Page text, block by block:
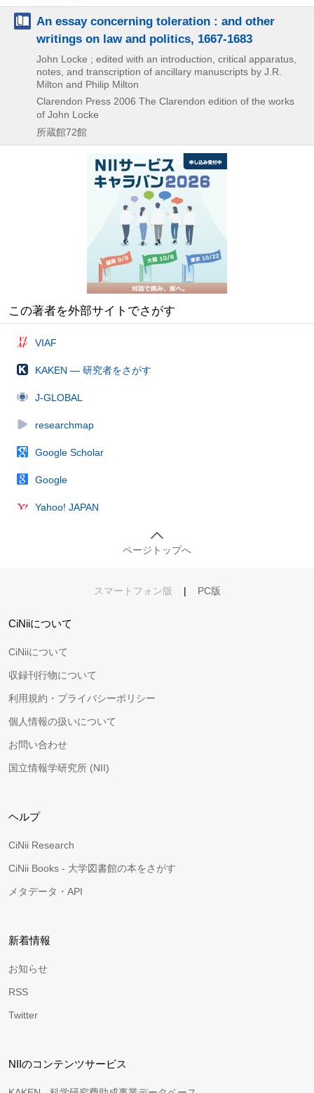
An essay concerning toleration : and other
writings on law and politics, 1667-1683
John Locke ; edited with an introduction, critical apparatus,
notes, and transcription of ancillary manuscripts by J.R.
Milton and Philip Milton
Clarendon Press 2006 The Clarendon edition of the works
of John Locke
所蔵館72館
この著者を外部サイトでさがす
VIAF
KAKEN — 研究者をさがす
J-GLOBAL
researchmap
Google Scholar
Google
Yahoo! JAPAN
ページトップへ
スマートフォン版 | PC版
CiNiiについて
CiNiiについて
収録刊行物について
利用規約・プライバシーポリシー
個人情報の扱いについて
お問い合わせ
国立情報学研究所 (NII)
ヘルプ
CiNii Research
CiNii Books - 大学図書館の本をさがす
メタデータ・API
新着情報
お知らせ
RSS
Twitter
NIIのコンテンツサービス